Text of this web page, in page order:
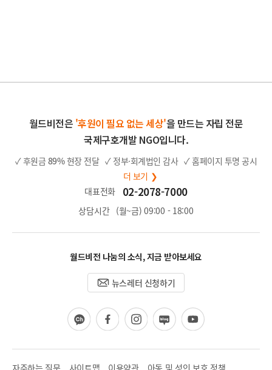
월드비전은 '후원이 필요 없는 세상'을 만드는 자립 전문
국제구호개발 NGO입니다.
✓ 후원금 89%현장 전달 ✓ 정부·회계법인 감사 ✓ 홈페이지 투명 공시
더 보기 ❯
대표전화
02-2078-7000
상담시간 (월~금) 09:00 - 18:00
월드비전 나눔의 소식, 지금 받아보세요
뉴스레터 신청하기
카
카
채
널
페
이
북
인
스
그
램
블
로
유
튜
자주하는 질문 사이트맵 이용약관 아동 및 성인 보호 정책